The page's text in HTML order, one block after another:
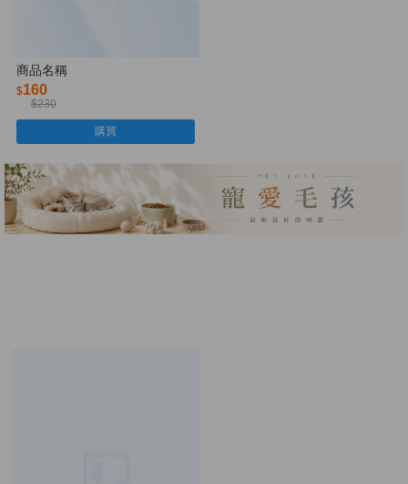
商品名稱
$160
$230
購買